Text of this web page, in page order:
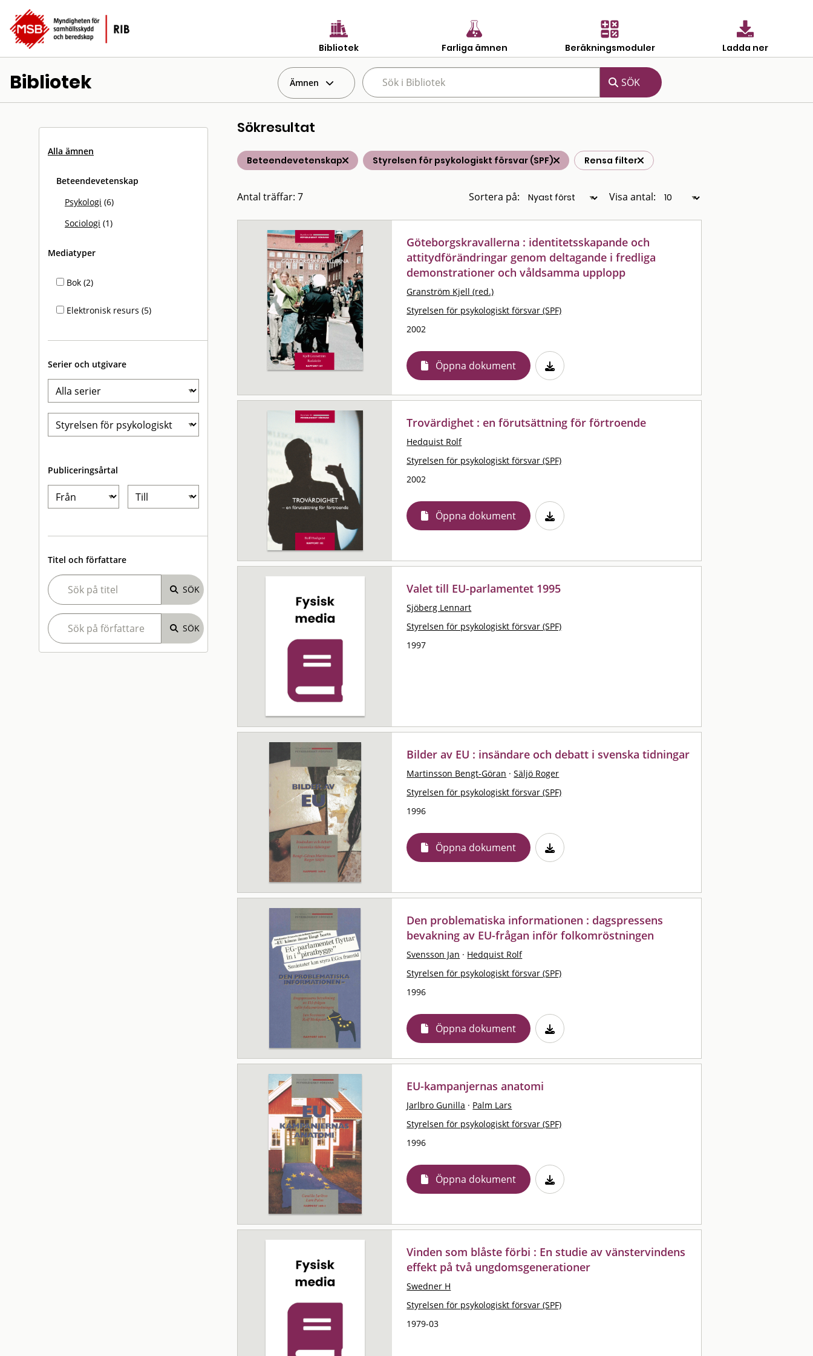
Bibliotek Farliga ämnen Beräkningsmoduler Ladda ner
Bibliotek Ämnen
Alla ämnen
Beteendevetenskap
Psykologi (6)
Sociologi (1)
Mediatyper
Bok (2)
Elektronisk resurs (5)
Serier och utgivare
Publiceringsårtal
Titel och författare
Sökresultat
Beteendevetenskap Styrelsen för psykologiskt försvar (SPF) Rensa filter
Antal träffar: 7 Sortera på: Visa antal:
Göteborgskravallerna : identitetsskapande och
attitydförändringar genom deltagande i fredliga
demonstrationer och våldsamma upplopp
Granström Kjell (red.)
Styrelsen för psykologiskt försvar (SPF)
2002
Öppna dokument
Trovärdighet : en förutsättning för förtroende
Hedquist Rolf
Styrelsen för psykologiskt försvar (SPF)
2002
Öppna dokument
Valet till EU-parlamentet 1995
Sjöberg Lennart
Styrelsen för psykologiskt försvar (SPF)
1997
Bilder av EU : insändare och debatt i svenska tidningar
Martinsson Bengt-Göran · Säljö Roger
Styrelsen för psykologiskt försvar (SPF)
1996
Öppna dokument
Den problematiska informationen : dagspressens
bevakning av EU-frågan inför folkomröstningen
Svensson Jan · Hedquist Rolf
Styrelsen för psykologiskt försvar (SPF)
1996
Öppna dokument
EU-kampanjernas anatomi
Jarlbro Gunilla · Palm Lars
Styrelsen för psykologiskt försvar (SPF)
1996
Öppna dokument
Vinden som blåste förbi : En studie av vänstervindens
effekt på två ungdomsgenerationer
Swedner H
Styrelsen för psykologiskt försvar (SPF)
1979-03